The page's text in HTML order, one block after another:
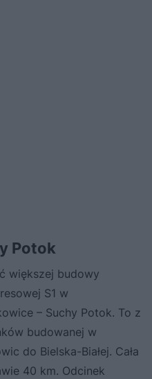
Potok
większej budowy
S1 w
– Suchy Potok. To z
budowanej w
do Bielska-Białej. Cała
40 km. Odcinek